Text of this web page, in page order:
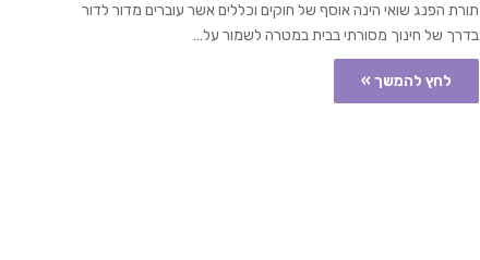
תורת הפנג שואי הינה אוסף של חוקים וכללים אשר עוברים מדור לדור
בדרך של חינוך מסורתי בבית במטרה לשמור על…
לחץ להמשך »